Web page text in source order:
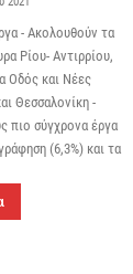
- Ακολουθούν τα
Ρίου- Αντιρρίου,
Οδός και Νέες
Θεσσαλονίκη -
πιο σύγχρονα έργα
(6,3%) και τα